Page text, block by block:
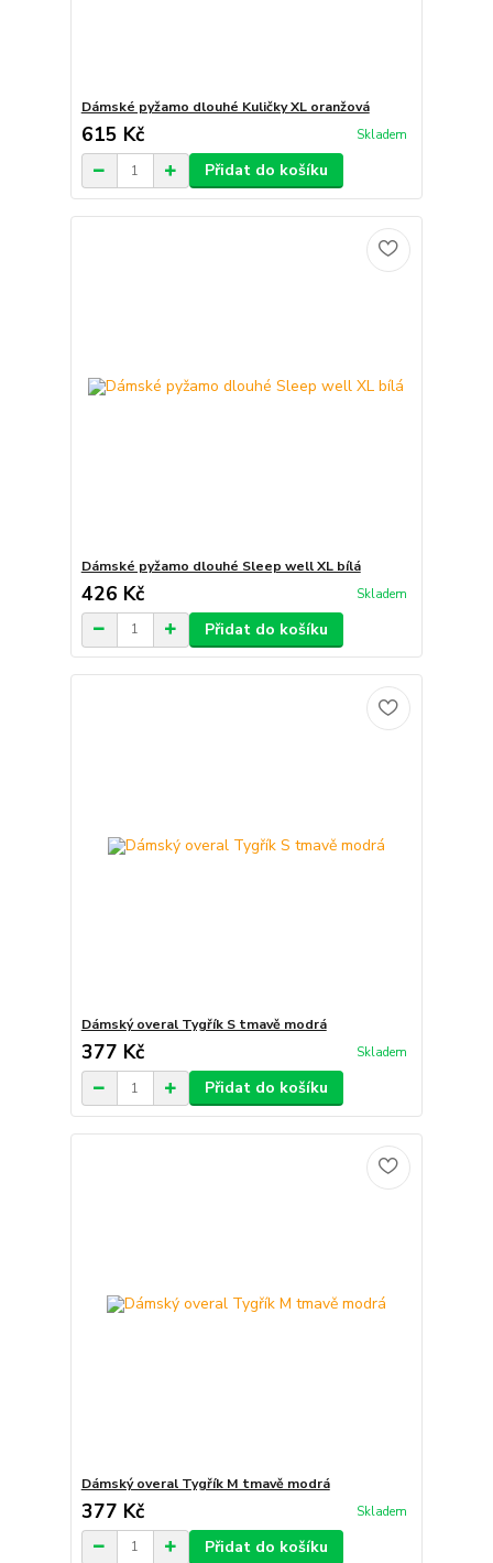
Dámské pyžamo dlouhé Kuličky XL oranžová
615 Kč Skladem
Přidat do košíku
Dámské pyžamo dlouhé Sleep well XL bílá
426 Kč Skladem
Přidat do košíku
Dámský overal Tygřík S tmavě modrá
377 Kč Skladem
Přidat do košíku
Dámský overal Tygřík M tmavě modrá
377 Kč Skladem
Přidat do košíku